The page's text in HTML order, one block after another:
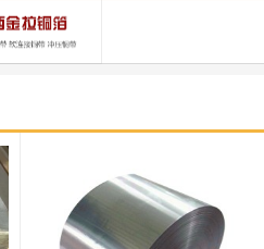
15,410 305
93,000
89,000 1,000